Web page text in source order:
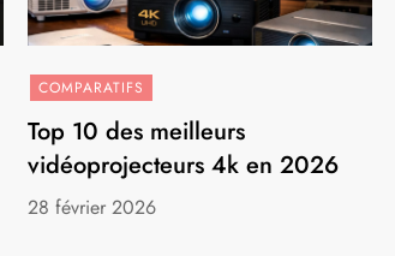
COMPARATIFS
Top 10 des meilleurs
vidéoprojecteurs 4k en 2026
28 février 2026